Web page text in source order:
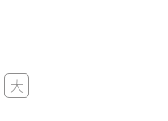
大